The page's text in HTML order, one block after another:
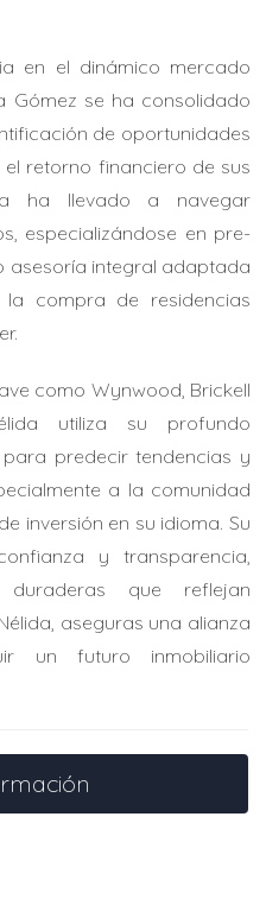
Primerizo
apartamento en Miami.
pre-aprobación rápida
dedicó un mes a
un lugar ideal. La
menores, pero
Su cierre se realizó sin
tres meses.
Compró una
qué esperar.
gracias a su historial
inspección rápida, pero la
a discrepancias en
completó el
meses y medio.
y Compra
la pre-aprobación
Durante el mes que
una nueva propiedad.
en el dinámico mercado
Gómez se ha consolidado
de oportunidades
retorno financiero de sus
ha llevado a navegar
especializándose en pre-
asesoría integral adaptada
compra de residencias
como Wynwood, Brickell
utiliza su profundo
predecir tendencias y
a la comunidad
inversión en su idioma. Su
y transparencia,
duraderas que reflejan
aseguras una alianza
un futuro inmobiliario